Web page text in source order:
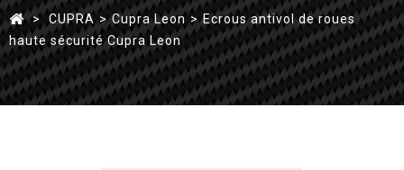
> CUPRA > Cupra Leon > Ecrous antivol de roues
haute sécurité Cupra Leon